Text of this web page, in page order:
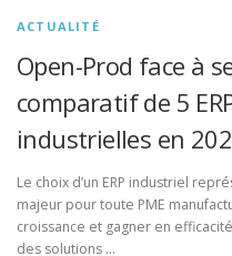
ACTUALITÉ
Open-Prod face à
comparatif de 5
industrielles en
Le choix d’un ERP industriel
majeur pour toute PME
croissance et gagner en
des solutions …